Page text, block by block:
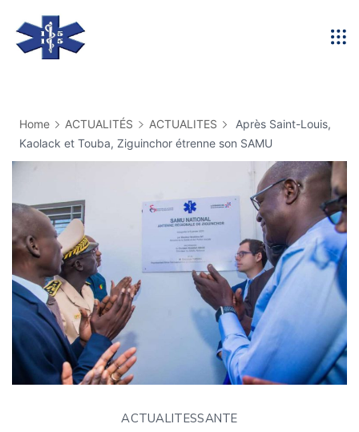
content
Home ACTUALITÉS ACTUALITES
Après Saint-Louis,
Kaolack et Touba, Ziguinchor étrenne son SAMU
ACTUALITESSANTE